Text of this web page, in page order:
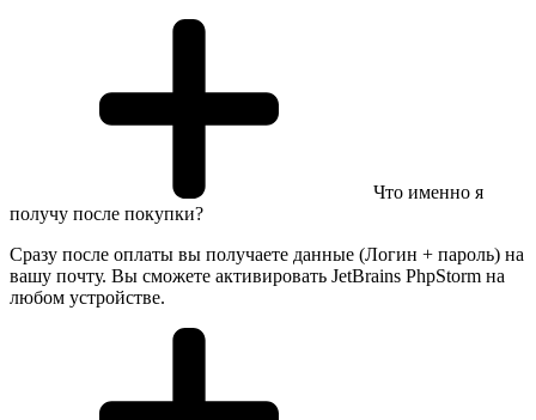
Что именно я
получу после покупки?
Сразу после оплаты вы получаете данные (Логин + пароль) на
вашу почту. Вы сможете активировать JetBrains PhpStorm на
любом устройстве.